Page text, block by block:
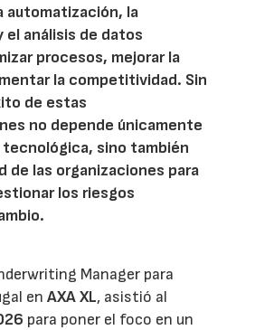
automatización, la
el análisis de datos
procesos, mejorar la
la competitividad. Sin
de estas
no depende únicamente
tecnológica, sino también
de las organizaciones para
los riesgos
Manager para
enAXA XL, asistió al
para poner el foco en un